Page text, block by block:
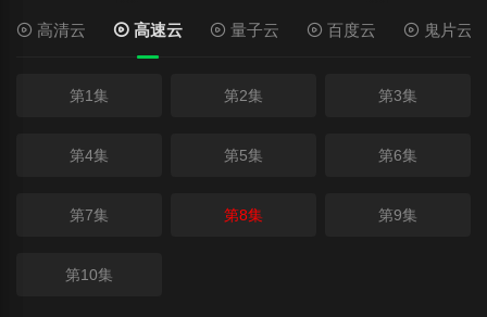
高清云 高速云 量子云 百度云 鬼片云
第1集 第2集 第3集
第4集 第5集 第6集
第7集 第8集 第9集
第10集